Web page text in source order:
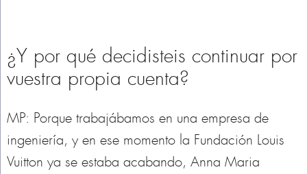
¿Y por qué decidisteis continuar por
vuestra propia cuenta?
MP: Porque trabajábamos en una empresa de
ingeniería, y en ese momento la Fundación Louis
Vuitton ya se estaba acabando, Anna Maria